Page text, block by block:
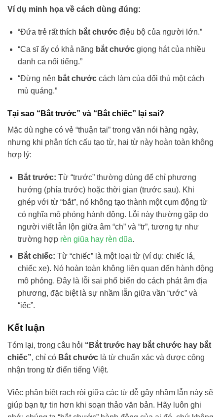
Ví dụ minh họa về cách dùng đúng:
“Đứa trẻ rất thích bắt chướcđiệu bộ của người lớn.”
“Ca sĩ ấy có khả năng bắt chướcgiọng hát của nhiều
danh ca nổi tiếng.”
“Đừng nên bắt chướccách làm của đối thủ một cách
mù quáng.”
Tại sao “Bắt trước” và “Bắt chiếc” lại sai?
Mặc dù nghe có vẻ “thuận tai” trong văn nói hàng ngày,
nhưng khi phân tích cấu tạo từ, hai từ này hoàn toàn không
hợp lý:
Bắt trước: Từ “trước” thường dùng để chỉ phương
hướng (phía trước) hoặc thời gian (trước sau). Khi
ghép với từ “bắt”, nó không tạo thành một cụm động từ
có nghĩa mô phỏng hành động. Lỗi này thường gặp do
người viết lẫn lộn giữa âm “ch” và “tr”, tương tự như
trường hợp rèn giũa hay rèn dũa.
Bắt chiếc: Từ “chiếc” là một loại từ (ví dụ: chiếc lá,
chiếc xe). Nó hoàn toàn không liên quan đến hành động
mô phỏng. Đây là lỗi sai phổ biến do cách phát âm địa
phương, đặc biệt là sự nhầm lẫn giữa vần “ước” và
“iếc”.
Kết luận
Tóm lại, trong câu hỏi “Bắt trước hay bắt chước hay bắt
chiếc”, chỉ có Bắt chước là từ chuẩn xác và được công
nhận trong từ điển tiếng Việt.
Việc phân biệt rạch ròi giữa các từ dễ gây nhầm lẫn này sẽ
giúp bạn tự tin hơn khi soạn thảo văn bản. Hãy luôn ghi